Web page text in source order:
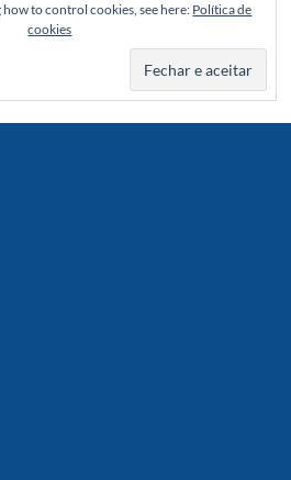
to control cookies, see here: Política de
cookies